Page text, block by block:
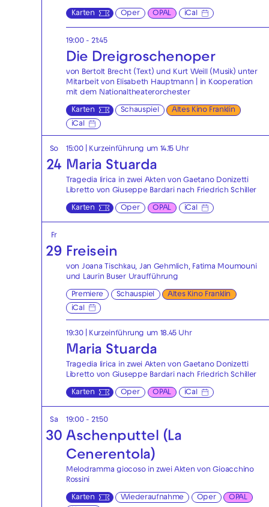
Karten Oper OPAL iCal
19:00 - 21:45
Die Drei­groschen­oper
von Bertolt Brecht (Text) und Kurt Weill (Musik) unter
Mitarbeit von Elisabeth Hauptmann | in Kooperation
mit dem Nationaltheaterorchester
Karten Schauspiel
Altes Kino Franklin
iCal
So
24
15:00 | Kurzeinführung um 14.15 Uhr
Maria Stuarda
Tragedia lirica in zwei Akten von Gaetano Donizetti
Libretto von Giuseppe Bardari nach Friedrich Schiller
Karten Oper OPAL iCal
Fr
29 Freisein
von Joana Tischkau, Jan Gehmlich, Fatima Moumouni
und Laurin Buser Uraufführung
Premiere Schauspiel
Altes Kino Franklin
iCal
19:30 | Kurzeinführung um 18.45 Uhr
Maria Stuarda
Tragedia lirica in zwei Akten von Gaetano Donizetti
Libretto von Giuseppe Bardari nach Friedrich Schiller
Karten Oper OPAL iCal
Sa
30
19:00 - 21:50
Aschenputtel (La
Cenerentola)
Melodramma giocoso in zwei Akten von Gioacchino
Rossini
Karten Wiederaufnahme Oper
OPAL